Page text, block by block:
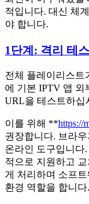
적입니다. 대신 체
야 합니다.
1단계: 격리 테
전체 플레이리스트
에 기본 IPTV 앱 외
URL을 테스트하십
이를 위해 **https://
권장합니다. 브라
온라인 도구입니다
적으로 지원하고 교
게 처리하며 소프
환경 역할을 합니다.